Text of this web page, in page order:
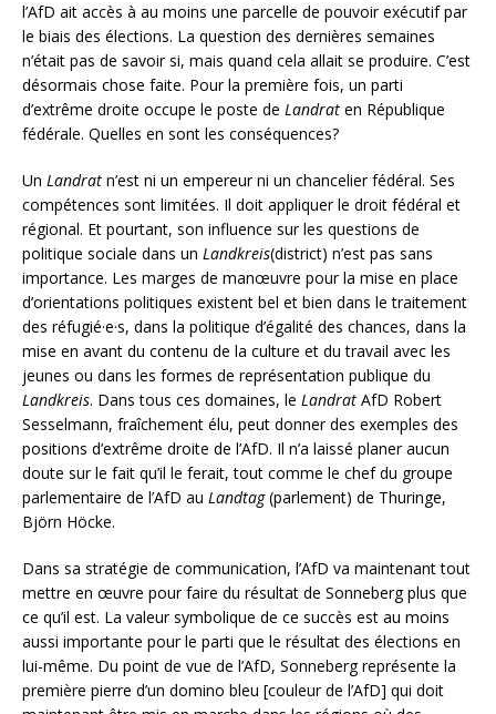
l’AfD ait accès à au moins une parcelle de pouvoir exécutif par
le biais des élections. La question des dernières semaines
n’était pas de savoir si, mais quand cela allait se produire. C’est
désormais chose faite. Pour la première fois, un parti
d’extrême droite occupe le poste de Landrat en République
fédérale. Quelles en sont les conséquences?
Un Landrat n’est ni un empereur ni un chancelier fédéral. Ses
compétences sont limitées. Il doit appliquer le droit fédéral et
régional. Et pourtant, son influence sur les questions de
politique sociale dans un Landkreis(district) n’est pas sans
importance. Les marges de manœuvre pour la mise en place
d’orientations politiques existent bel et bien dans le traitement
des réfugié·e·s, dans la politique d’égalité des chances, dans la
mise en avant du contenu de la culture et du travail avec les
jeunes ou dans les formes de représentation publique du
Landkreis. Dans tous ces domaines, le Landrat AfD Robert
Sesselmann, fraîchement élu, peut donner des exemples des
positions d’extrême droite de l’AfD. Il n’a laissé planer aucun
doute sur le fait qu’il le ferait, tout comme le chef du groupe
parlementaire de l’AfD au Landtag(parlement) de Thuringe,
Björn Höcke.
Dans sa stratégie de communication, l’AfD va maintenant tout
mettre en œuvre pour faire du résultat de Sonneberg plus que
ce qu’il est. La valeur symbolique de ce succès est au moins
aussi importante pour le parti que le résultat des élections en
lui-même. Du point de vue de l’AfD, Sonneberg représente la
première pierre d’un domino bleu [couleur de l’AfD] qui doit